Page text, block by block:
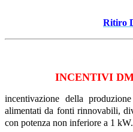
Ritiro
INCENTIVI
incentivazione della
alimentati da fonti rinnovabili,
con potenza non inferiore a 1 kW.